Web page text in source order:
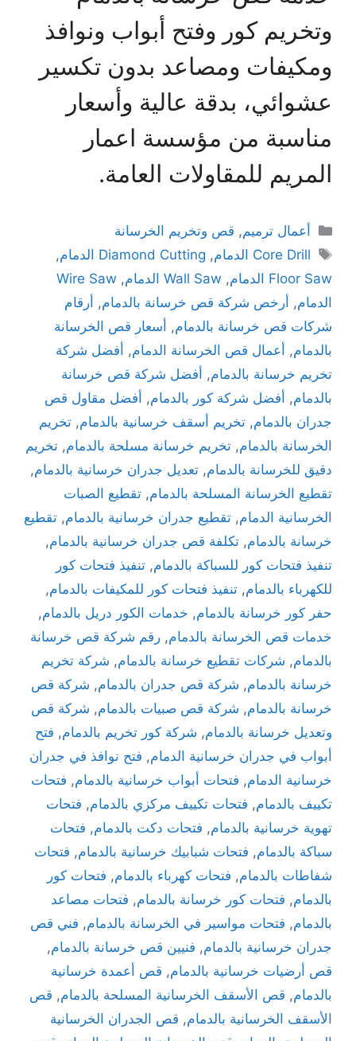
وتخريم كور وفتح أبواب ونوافذ
ومكيفات ومصاعد بدون تكسير
عشوائي، بدقة عالية وأسعار
مناسبة من مؤسسة اعمار
المريم للمقاولات العامة.
أعمال ترميم, قص وتخريم الخرسانة
Core Drill الدمام
, Diamond Cutting الدمام
,
Floor Saw الدمام
, Wall Saw الدمام ,
Wire Saw
الدمام, أرخص شركة قص خرسانة بالدمام, أرقام
شركات قص خرسانة بالدمام, أسعار قص الخرسانة
بالدمام, أعمال قص الخرسانة الدمام, أفضل شركة
تخريم خرسانة بالدمام, أفضل شركة قص خرسانة
بالدمام, أفضل شركة كور بالدمام, أفضل مقاول قص
جدران بالدمام, تخريم أسقف خرسانية بالدمام, تخريم
الخرسانة بالدمام, تخريم خرسانة مسلحة بالدمام, تخريم
دقيق للخرسانة بالدمام, تعديل جدران خرسانية بالدمام,
تقطيع الخرسانة المسلحة بالدمام, تقطيع الصبات
الخرسانية الدمام, تقطيع جدران خرسانية بالدمام, تقطيع
خرسانة بالدمام, تكلفة قص جدران خرسانية بالدمام,
تنفيذ فتحات كور للسباكة بالدمام, تنفيذ فتحات كور
للكهرباء بالدمام, تنفيذ فتحات كور للمكيفات بالدمام,
حفر كور خرسانة بالدمام, خدمات الكور دريل بالدمام,
خدمات قص الخرسانة بالدمام, رقم شركة قص خرسانة
بالدمام, شركات تقطيع خرسانة بالدمام, شركة تخريم
خرسانة بالدمام, شركة قص جدران بالدمام, شركة قص
خرسانة بالدمام, شركة قص صبيات بالدمام, شركة قص
وتعديل خرسانة بالدمام, شركة كور تخريم بالدمام, فتح
أبواب في جدران خرسانية الدمام, فتح نوافذ في جدران
خرسانية الدمام, فتحات أبواب خرسانية بالدمام, فتحات
تكييف بالدمام, فتحات تكييف مركزي بالدمام, فتحات
تهوية خرسانية بالدمام, فتحات دكت بالدمام, فتحات
سباكة بالدمام, فتحات شبابيك خرسانية بالدمام, فتحات
شفاطات بالدمام, فتحات كهرباء بالدمام, فتحات كور
بالدمام, فتحات كور خرسانة بالدمام, فتحات مصاعد
بالدمام, فتحات مواسير في الخرسانة بالدمام, فني قص
جدران خرسانية بالدمام, فنيين قص خرسانة بالدمام,
قص أرضيات خرسانية بالدمام, قص أعمدة خرسانية
بالدمام, قص الأسقف الخرسانية المسلحة بالدمام, قص
الأسقف الخرسانية بالدمام, قص الجدران الخرسانية